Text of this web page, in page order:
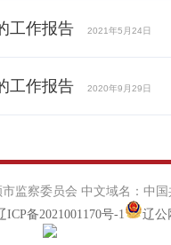
工作报告 2021年5月24日
工作报告 2020年9月29日
监察委员会 中文域名：中
ICP备2021001170号-1 辽公